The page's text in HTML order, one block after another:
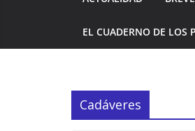
EL CUADERNO DE LOS
Cadáveres